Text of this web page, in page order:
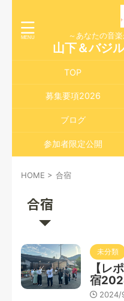
～あなたの音
山下＆バジ
TOP
募集要項2026
ブログ
参加者限定公開
HOME > 合宿
合宿
未分類
【レ
宿
2024/